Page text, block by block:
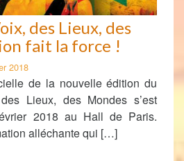
des Lieux, des
fait la force !
2018
de la nouvelle édition du
Lieux, des Mondes s’est
2018 au Hall de Paris.
alléchante qui […]